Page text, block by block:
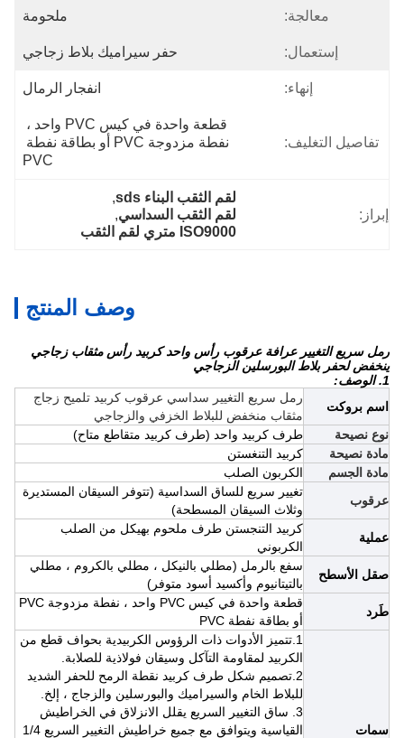
معالجة: ملحومة
إستعمال: حفر سيراميك بلاط زجاجي
إنهاء: انفجار الرمال
تفاصيل التغليف:
قطعة واحدة في كيس PVC واحد ،
نفطة مزدوجة PVC أو بطاقة نفطة
PVC
إبراز:
لقم الثقب البناء sds
,
لقم الثقب السداسي ,
ISO9000 متري لقم الثقب
وصف المنتج
رمل سريع التغيير عرافة عرقوب رأس واحد كربيد رأس مثقاب زجاجي
ينخفض ​​لحفر بلاط البورسلين الزجاجي
اسم بروكت
رمل سريع التغيير سداسي عرقوب كربيد تلميح زجاج
مثقاب منخفض للبلاط الخزفي والزجاجي
نوع نصيحة
طرف كربيد واحد (طرف كربيد متقاطع متاح)
مادة نصيحة
كربيد التنغستن
مادة الجسم
الكربون الصلب
عرقوب
تغيير سريع للساق السداسية (تتوفر السيقان المستديرة
وثلاث السيقان المسطحة)
عملية
كربيد التنجستن طرف ملحوم بهيكل من الصلب
الكربوني
صقل الأسطح
سفع بالرمل (مطلي بالنيكل ، مطلي بالكروم ، مطلي
بالتيتانيوم وأكسيد أسود متوفر)
طَرد
قطعة واحدة في كيس PVC واحد ، نفطة مزدوجة PVC
أو بطاقة نفطة PVC
سمات
1.تتميز الأدوات ذات الرؤوس الكربيدية بحواف قطع من
الكربيد لمقاومة التآكل وسيقان فولاذية للصلابة.
2.تصميم شكل طرف كربيد نقطة الرمح للحفر الشديد
للبلاط الخام والسيراميك والبورسلين والزجاج ، إلخ.
3. ساق التغيير السريع يقلل الانزلاق في الخراطيش
القياسية ويتوافق مع جميع خراطيش التغيير السريع 1/4